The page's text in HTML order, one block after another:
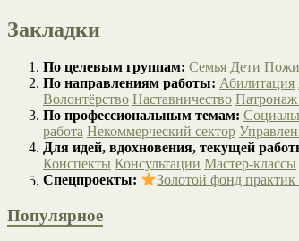
Закладки
По целевым группам: Семья Дети
По направлениям работы: Абилитация
Волонтёрство Наставничество Патронаж
По профессиональным темам:
работа Некоммерческий сектор
Для идей, вдохновения, текущей
Конспекты Консультации Мастер-классы
Спецпроекты:
Золотой фонд
Популярное